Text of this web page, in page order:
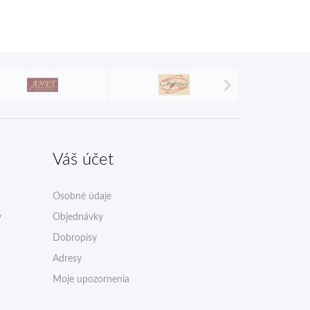

Váš účet
Osobné údaje
Objednávky
Dobropisy
Adresy
Moje upozornenia